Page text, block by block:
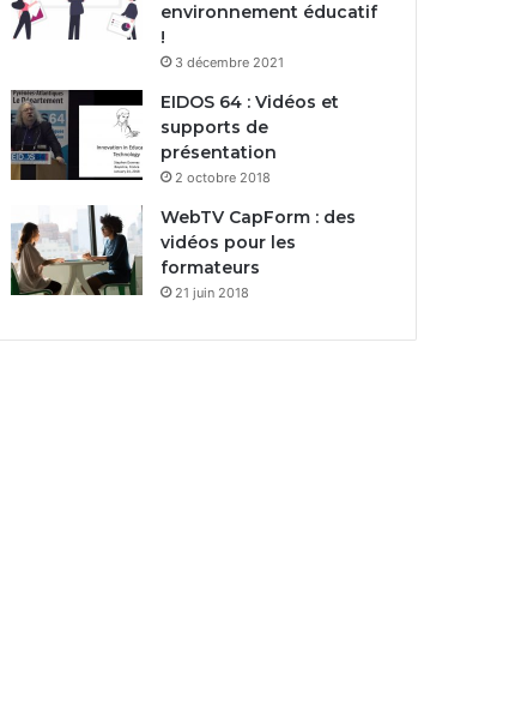
environnement éducatif
!
3 décembre 2021
EIDOS 64 : Vidéos et
supports de
présentation
2 octobre 2018
WebTV CapForm : des
vidéos pour les
formateurs
21 juin 2018